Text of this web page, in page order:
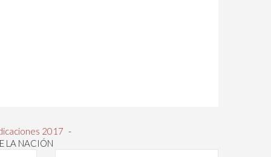
2017 -
LA NACIÓN